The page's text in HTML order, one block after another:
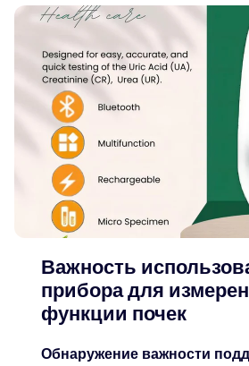
Важность
прибора для
функции почек
Обнаружение важности